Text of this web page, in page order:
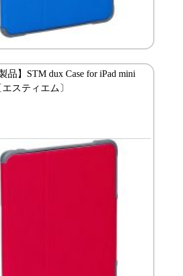
品】STM dux Case for iPad mini
エスティエム〕